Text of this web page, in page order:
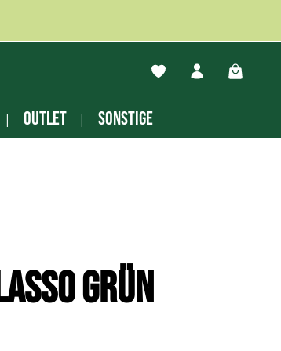
Du hast 0 Produkte
Outlet Sonstige
grün